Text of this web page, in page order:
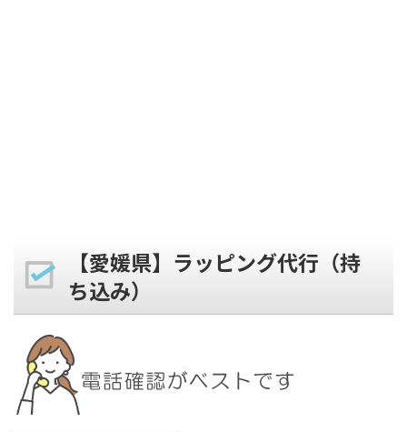
【愛媛県】ラッピング代行（持
ち込み）